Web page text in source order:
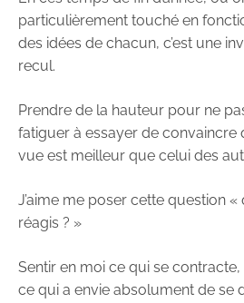
particulièrement touché en
des idées de chacun, c’est une
recul.
Prendre de la hauteur pour ne
fatiguer à essayer de convaincre
vue est meilleur que celui des
J’aime me poser cette question
réagis ? »
Sentir en moi ce qui se
ce qui a envie absolument de se